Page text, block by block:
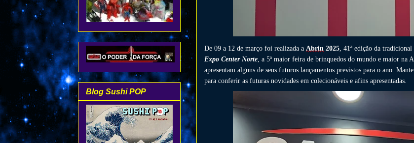
De 09 a 12 de março foi realizada a Abrin 2025 , 41ª edição da tradicional
Expo Center Norte , a 5ª maior feira de brinquedos do mundo e maior na
apresentam alguns de seus futuros lançamentos previstos para o ano.
para conferir as futuras novidades em colecionáveis e afins apresentadas.
Blog Sushi POP